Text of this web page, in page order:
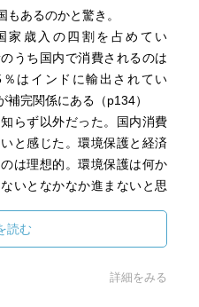
あるのかと驚き。
家歳入の四割を占めてい
うち国内で消費されるのは
はインドに輸出されてい
完関係にある（p134）
らず以外だった。国内消費
と感じた。環境保護と経済
は理想的。環境保護は何か
いとなかなか進まないと思
案条項が廃止され（p138）
驚き。よほど国王を信頼
読む
詳細をみる